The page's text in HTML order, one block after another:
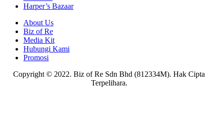
Harper’s Bazaar
About Us
Biz of Re
Media Kit
Hubungi Kami
Promosi
Copyright © 2022. Biz of Re Sdn Bhd (812334M). Hak Cipta
Terpelihara.